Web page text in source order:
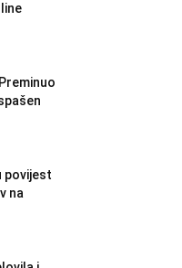
povijest
na